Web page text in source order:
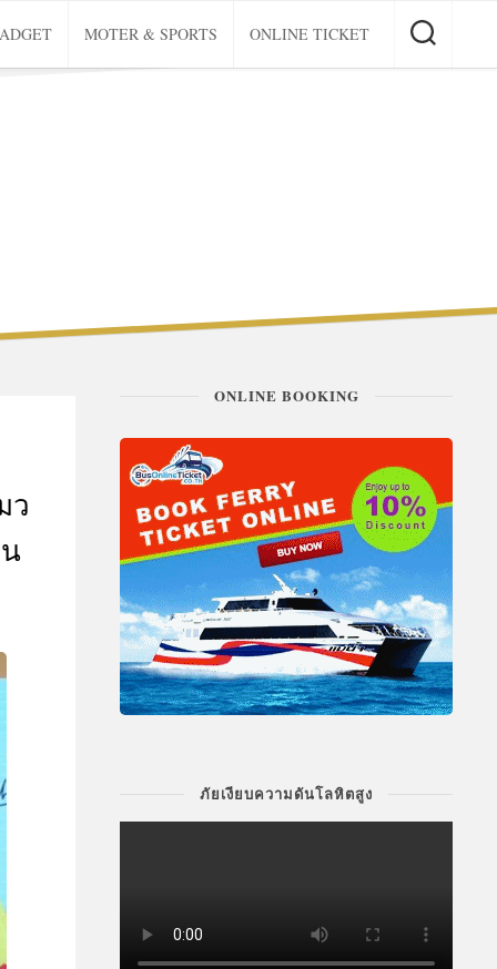
MOTER & SPORTS ONLINE TICKET
ว
ONLINE BOOKING
ภัยเงียบความดันโลหิตสูง